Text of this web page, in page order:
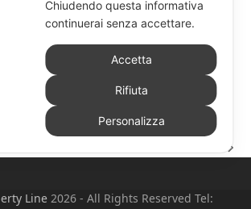
e il supporto al formato
per lotti e seriali
si distingue nel…
articolo
Line 2026 - All Rights Reserved Tel:
Chiudendo questa informativa
continuerai senza accettare.
Accetta
Rifiuta
Personalizza